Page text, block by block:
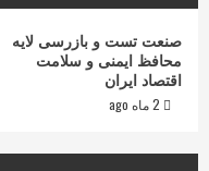
صنعت تست و بازرسی لایه
محافظ ایمنی و سلامت
اقتصاد ایران